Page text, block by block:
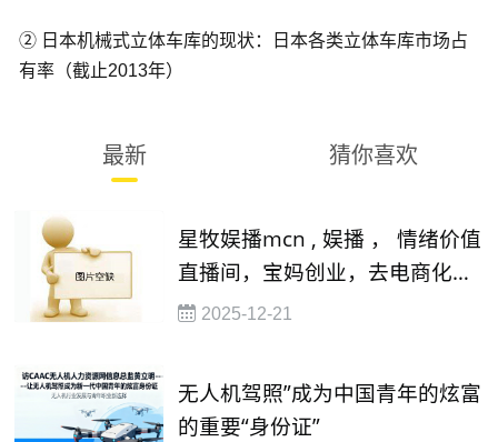
② 日本机械式立体车库的现状：日本各类立体车库市场占
有率（截止2013年）
最新 猜你喜欢
星牧娱播mcn , 娱播 ， 情绪价值
直播间，宝妈创业，去电商化直
播，13338450520
2025-12-21
无人机驾照”成为中国青年的炫富
的重要“身份证”